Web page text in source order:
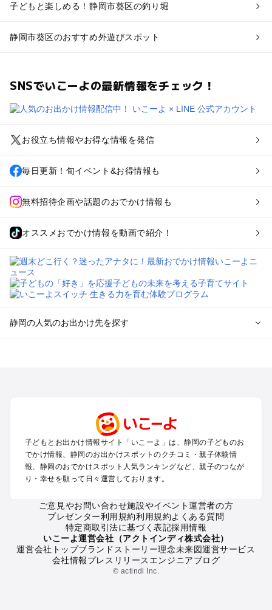
子どもと楽しめる！静岡市葵区の釣り堀
静岡市葵区のおすすめ外遊びスポット
SNSでいこーよの最新情報をチェック！
お役立ち情報やお得な情報を発信
毎日更新！旬イベント&お得情報も
無料招待企画や話題のおでかけ情報も
オススメおでかけ情報を動画で紹介！
静岡の人気のお出かけ先を探す
小田原・熱海・湯河原・真鶴のプールお出かけ
中伊豆・西伊豆・南伊豆のプールお出かけ
静岡・清水のプールお出かけ
三島・沼津のプールお出かけ
掛川・磐田・袋井のプールお出かけ
大井川・寸又峡・川根のプールお出かけ
静岡の定番お出かけスポット
静岡の遊園地
静岡の動物園
子どもとお出かけ情報サイト「いこーよ」は、静岡の子どものお
でかけ情報、静岡のお出かけスポットのクチコミ・親子体験情
報、静岡のおでかけスポット人気ランキングなど、親子のつなが
り・幸せを願って日々運営しております。
ご意見やお問い合わせ施設やイベント運営者の方
プレゼンター利用規約利用規約よくある質問
特定商取引法に基づく表記採用情報
いこーよ運営会社（アクトインディ株式会社）
運営会社トップブランドストーリー理念未来図運営サービス
会社情報プレスリリース エンジニアブログ
© actindi Inc.